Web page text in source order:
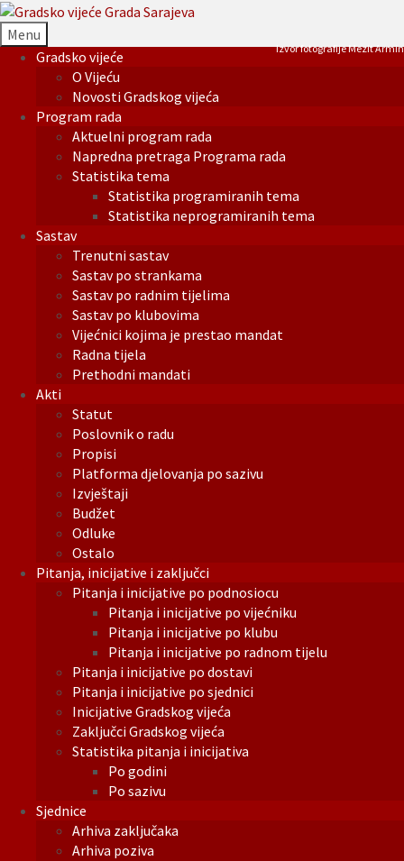
Menu
Gradsko vijeće
O Vijeću
Novosti Gradskog vijeća
Program rada
Aktuelni program rada
Napredna pretraga Programa rada
Statistika tema
Statistika programiranih tema
Statistika neprogramiranih tema
Sastav
Trenutni sastav
Sastav po strankama
Sastav po radnim tijelima
Sastav po klubovima
Vijećnici kojima je prestao mandat
Radna tijela
Prethodni mandati
Akti
Statut
Poslovnik o radu
Propisi
Platforma djelovanja po sazivu
Izvještaji
Budžet
Odluke
Ostalo
Pitanja, inicijative i zaključci
Pitanja i inicijative po podnosiocu
Pitanja i inicijative po vijećniku
Pitanja i inicijative po klubu
Pitanja i inicijative po radnom tijelu
Pitanja i inicijative po dostavi
Pitanja i inicijative po sjednici
Inicijative Gradskog vijeća
Zaključci Gradskog vijeća
Statistika pitanja i inicijativa
Po godini
Po sazivu
Sjednice
Arhiva zaključaka
Arhiva poziva
Izvor fotografije Mezit Armin